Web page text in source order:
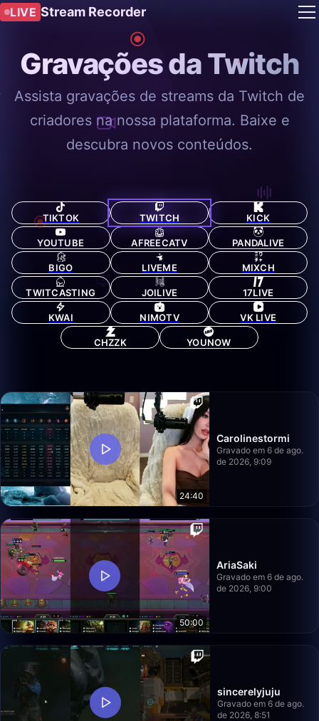
LIVE Stream Recorder
Gravações da Twitch
Assista gravações de streams da Twitch de
criadores na nossa plataforma. Baixe e
descubra novos conteúdos.
TIKTOK TWITCH KICK
YOUTUBE AFREECATV PANDALIVE
BIGO LIVEME MIXCH
TWITCASTING JOILIVE 17LIVE
KWAI NIMOTV VK LIVE
CHZZK YOUNOW
24:40
Carolinestormi
Gravado em 6 de ago.
de 2026, 9:09
50:00
AriaSaki
Gravado em 6 de ago.
de 2026, 9:00
sincerelyjuju
Gravado em 6 de ago.
de 2026, 8:51